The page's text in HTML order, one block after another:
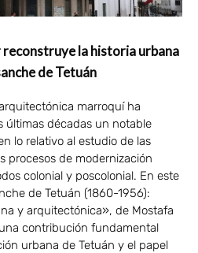
la historia urbana
de Tetuán
marroquí ha
últimas décadas un notable
lo relativo al estudio de las
procesos de modernización
colonial y poscolonial. En este
de Tetuán (1860-1956):
y arquitectónica», de Mostafa
contribución fundamental
urbana de Tetuán y el papel